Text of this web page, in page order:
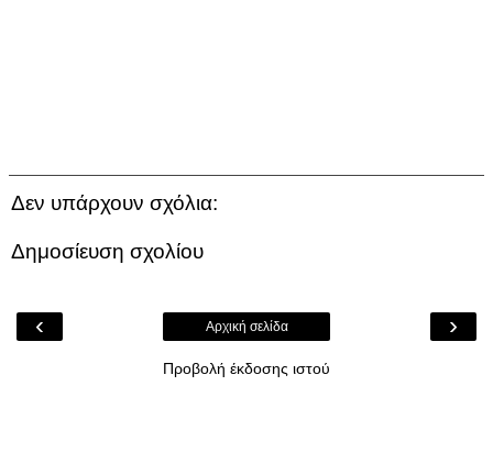
Δεν υπάρχουν σχόλια:
Δημοσίευση σχολίου
‹ ›
Αρχική σελίδα
Προβολή έκδοσης ιστού